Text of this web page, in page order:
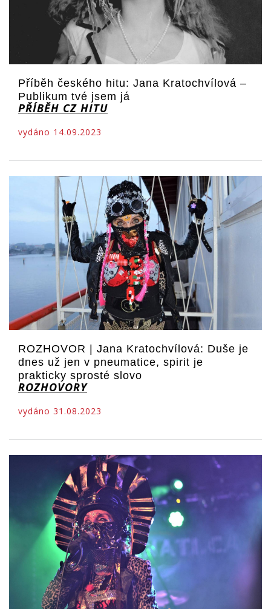
Příběh českého hitu: Jana Kratochvílová –
Publikum tvé jsem já
PŘÍBĚH CZ HITU
vydáno 14.09.2023
ROZHOVOR | Jana Kratochvílová: Duše je
dnes už jen v pneumatice, spirit je
prakticky sprosté slovo
ROZHOVORY
vydáno 31.08.2023